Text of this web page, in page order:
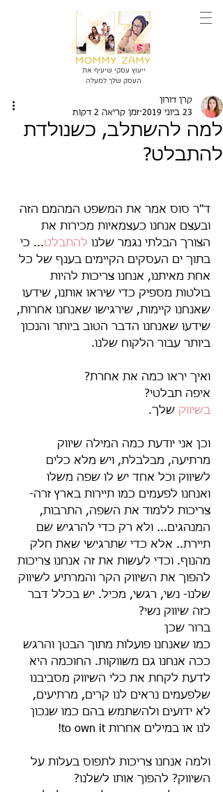
ייעוץ עסקי שיעיף את
העסק שלך למעלה
למה להשתלב, כשנולדת
להתבלט?
קרן דורון
23 ביוני 2019
זמן קריאה 2 דקות
ד"ר סוס אמר את המשפט המהמם הזה
ובעצם אנחנו כעצמאיות מכירות את
הצורך הבלתי נגמר שלנו להתבלט... כי
בתוך ים העסקים הקיימים בענף של כל
אחת מאיתנו, אנחנו צריכות להיות
בולטות מספיק כדי שיראו אותנו, שידעו
שאנחנו קיימות, שירגישו שאנחנו אחרות,
שידעו שאנחנו הדבר הטוב ביותר והנכון
ביותר עבור הלקוח שלנו.
ואיך יראו כמה את אחרת?
איפה תבלטי?
בשיווק שלך.
וכן אני יודעת כמה המילה שיווק
מרתיעה, מבלבלת, ויש מלא כלים
לשיווק וכל אחד יש לו שפה משלו
ואנחנו לפעמים כמו תיירות בארץ זרה-
צריכות ללמוד את השפה, התרבות,
המנהגים... ולא רק כדי להרגיש שם
תיירת.. אלא כדי שתרגישי שאת חלק
מהנוף. וכדי לעשות את זה אנחנו צריכות
להפוך את השיווק הקר והמרתיע לשיווק
שלנו- נשי, רגשי, מכיל. יש בכלל דבר
כזה שיווק נשי?
ברור שכן
כמו שאנחנו פועלות מתוך הבטן והרגש
ככה אנחנו גם משווקות. החוכמה היא
לדעת לקחת את כלי השיווק מסביבנו
שלפעמים נראים לנו קרים, מרתיעים,
לא ידועים ולהשתמש בהם כמו שנכון
לנו או במילים אחרות to own it!
ולמה אנחנו צריכות לתפוס בעלות על
השיווק? להפוך אותו לשלנו?